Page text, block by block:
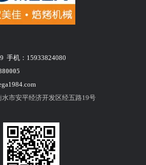
手机：15933824080
市安平经济开发区经五路19号